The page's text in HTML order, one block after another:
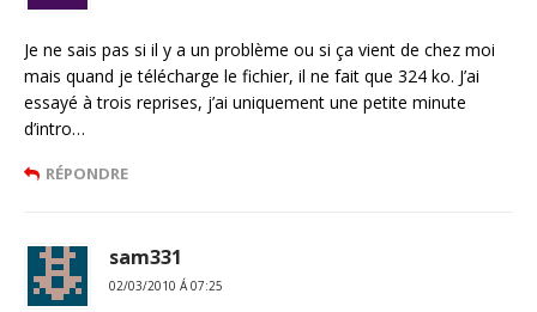
Je ne sais pas si il y a un problème ou si ça vient de chez moi
mais quand je télécharge le fichier, il ne fait que 324 ko. J’ai
essayé à trois reprises, j’ai uniquement une petite minute
d’intro…
RÉPONDRE
sam331
02/03/2010 Á 07:25